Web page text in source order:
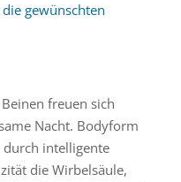
gewünschten
freuen sich
Nacht. Bodyform
intelligente
die Wirbelsäule,